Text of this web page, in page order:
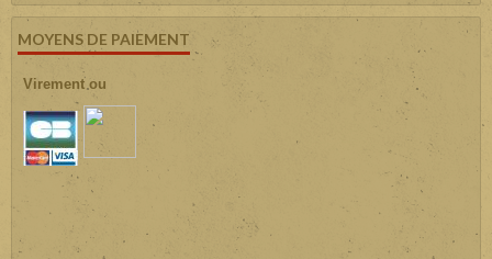
MOYENS DE PAIEMENT
Virement ou